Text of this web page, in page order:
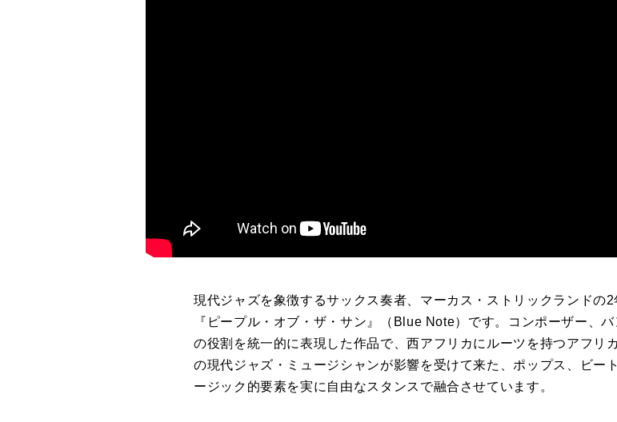
現代ジャズを象徴するサックス奏者、マーカス・ストリックランドの
『ピープル・オブ・ザ・サン』（Blue Note）です。コンポーザー、
の役割を統一的に表現した作品で、西アフリカにルーツを持つアフリ
の現代ジャズ・ミュージシャンが影響を受けて来た、ポップス、ビー
ージック的要素を実に自由なスタンスで融合させています。